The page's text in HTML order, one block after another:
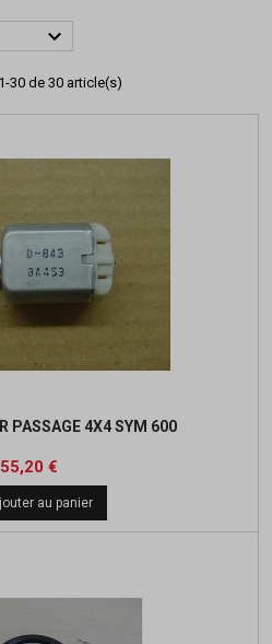

30 de 30 article(s)
PASSAGE 4X4 SYM 600
Prix
55,20 €
au panier